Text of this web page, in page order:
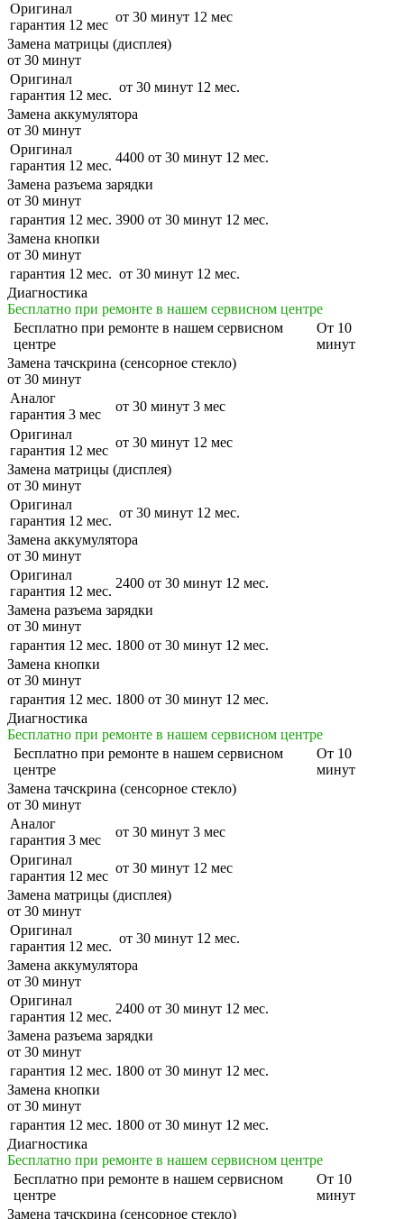
Оригинал
гарантия 12 мес
от 30 минут 12 мес
Замена матрицы (дисплея)
от 30 минут
Оригинал
гарантия 12 мес.
от 30 минут 12 мес.
Замена аккумулятора
от 30 минут
Оригинал
гарантия 12 мес.
4400 от 30 минут 12 мес.
Замена разъема зарядки
от 30 минут
гарантия 12 мес. 3900 от 30 минут 12 мес.
Замена кнопки
от 30 минут
гарантия 12 мес. от 30 минут 12 мес.
Диагностика
Бесплатно при ремонте в нашем сервисном центре
Бесплатно при ремонте в нашем сервисном
центре
От 10
минут
Замена тачскрина (сенсорное стекло)
от 30 минут
Аналог
гарантия 3 мес
от 30 минут 3 мес
Оригинал
гарантия 12 мес
от 30 минут 12 мес
Замена матрицы (дисплея)
от 30 минут
Оригинал
гарантия 12 мес.
от 30 минут 12 мес.
Замена аккумулятора
от 30 минут
Оригинал
гарантия 12 мес.
2400 от 30 минут 12 мес.
Замена разъема зарядки
от 30 минут
гарантия 12 мес. 1800 от 30 минут 12 мес.
Замена кнопки
от 30 минут
гарантия 12 мес. 1800 от 30 минут 12 мес.
Диагностика
Бесплатно при ремонте в нашем сервисном центре
Бесплатно при ремонте в нашем сервисном
центре
От 10
минут
Замена тачскрина (сенсорное стекло)
от 30 минут
Аналог
гарантия 3 мес
от 30 минут 3 мес
Оригинал
гарантия 12 мес
от 30 минут 12 мес
Замена матрицы (дисплея)
от 30 минут
Оригинал
гарантия 12 мес.
от 30 минут 12 мес.
Замена аккумулятора
от 30 минут
Оригинал
гарантия 12 мес.
2400 от 30 минут 12 мес.
Замена разъема зарядки
от 30 минут
гарантия 12 мес. 1800 от 30 минут 12 мес.
Замена кнопки
от 30 минут
гарантия 12 мес. 1800 от 30 минут 12 мес.
Диагностика
Бесплатно при ремонте в нашем сервисном центре
Бесплатно при ремонте в нашем сервисном
центре
От 10
минут
Замена тачскрина (сенсорное стекло)